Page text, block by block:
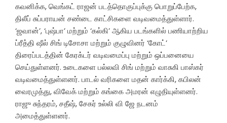
கவனிக்க, வெங்கட் ராஜன் படத்தொகுப்புக்கு பொறுப்பேற்க,
திலீப் சுப்பராயன் சண்டை காட்சிகளை வடிவமைத்துள்ளார்.
‘ஜவான்’, ‘புஷ்பா’ மற்றும் ‘கல்கி’ ஆகிய படங்களில் பணியாற்றிய
ப்ரீத்தி ஷீல் சிங் டிசோசா மற்றும் குழுவினர் ‘கோட்’
திரைப்படத்தின் கேரக்டர் வடிவமைப்பு மற்றும் ஒப்பனையை
செய்துள்ளனர். உடைகளை பல்லவி சிங் மற்றும் வாசுகி பாஸ்கர்
வடிவமைத்துள்ளனர். பாடல் வரிகளை மதன் கார்க்கி, கபிலன்
வைரமுத்து, விவேக் மற்றும் கங்கை அமரன் எழுதியுள்ளனர்.
ராஜு சுந்தரம், சதீஷ், சேகர் உல்லி வி ஜே நடனம்
அமைத்துள்ளனர்.